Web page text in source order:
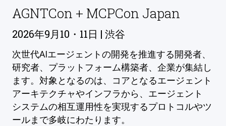
AGNTCon + MCPCon Japan
2026年9月10・11日 | 渋谷
次世代AIエージェントの開発を推進する開発者、
研究者、プラットフォーム構築者、企業が集結し
ます。対象となるのは、コアとなるエージェント
アーキテクチャやインフラから、エージェント
システムの相互運用性を実現するプロトコルやツ
ールまで多岐にわたります。